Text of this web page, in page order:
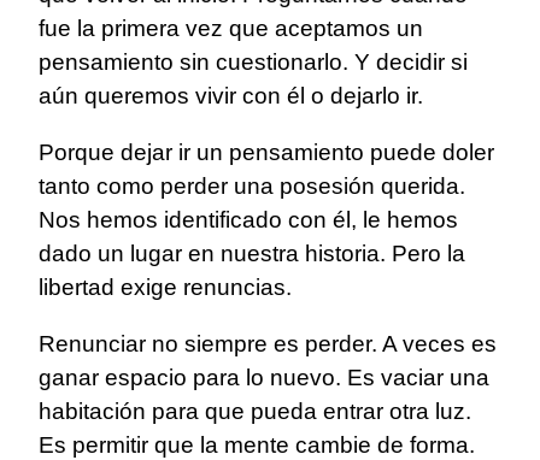
fue la primera vez que aceptamos un
pensamiento sin cuestionarlo. Y decidir si
aún queremos vivir con él o dejarlo ir.
Porque dejar ir un pensamiento puede doler
tanto como perder una posesión querida.
Nos hemos identificado con él, le hemos
dado un lugar en nuestra historia. Pero la
libertad exige renuncias.
Renunciar no siempre es perder. A veces es
ganar espacio para lo nuevo. Es vaciar una
habitación para que pueda entrar otra luz.
Es permitir que la mente cambie de forma.